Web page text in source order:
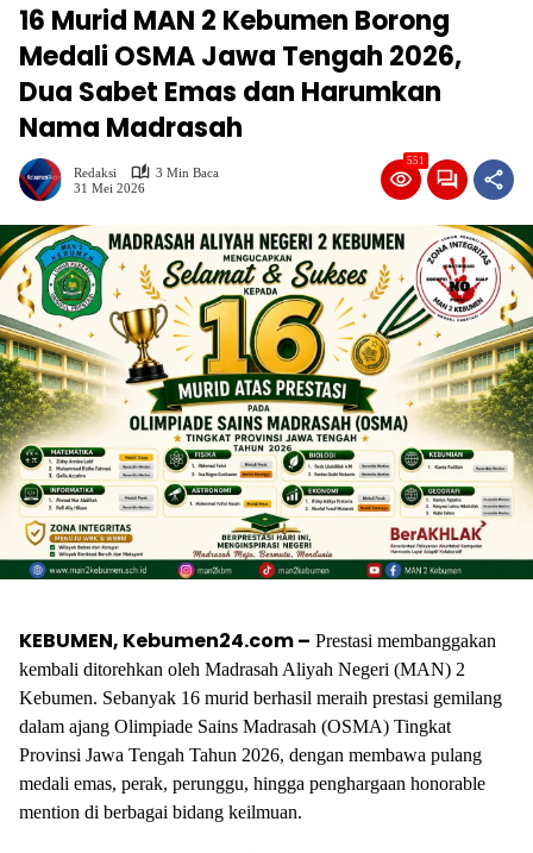
16 Murid MAN 2 Kebumen Borong
Medali OSMA Jawa Tengah 2026,
Dua Sabet Emas dan Harumkan
Nama Madrasah
Redaksi
3 Min Baca
31 Mei 2026
551
KEBUMEN, Kebumen24.com – Prestasi membanggakan
kembali ditorehkan oleh Madrasah Aliyah Negeri (MAN) 2
Kebumen. Sebanyak 16 murid berhasil meraih prestasi gemilang
dalam ajang Olimpiade Sains Madrasah (OSMA) Tingkat
Provinsi Jawa Tengah Tahun 2026, dengan membawa pulang
medali emas, perak, perunggu, hingga penghargaan honorable
mention di berbagai bidang keilmuan.